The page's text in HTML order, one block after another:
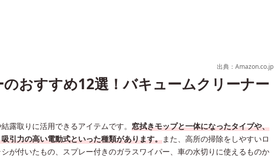
出典：Amazon.co.jp
おすすめ12選！バキュームクリーナー
露取りに活用できるアイテムです。 窓拭きモップと一体になったタイプや、
引力の高い電動式といった種類があります。また、高所の掃除をしやすいロ
が付いたもの、スプレー付きのガラスワイパー、車の水切りに使えるものか